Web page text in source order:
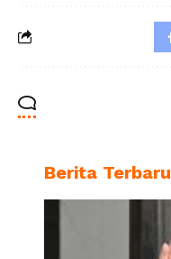
Berita Terbaru